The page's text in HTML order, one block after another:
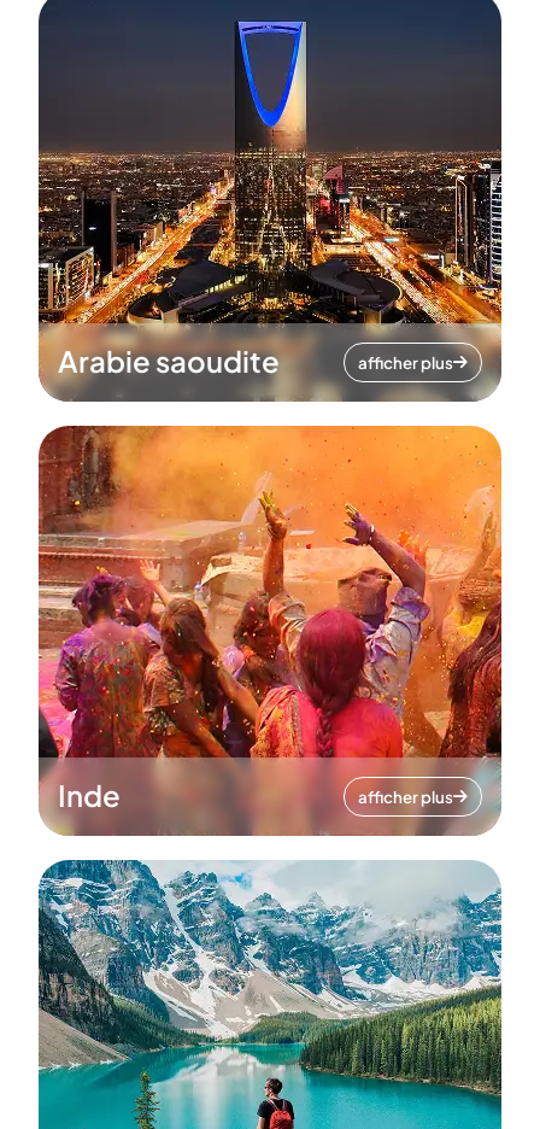
Arabie saoudite afficher plus
Inde afficher plus